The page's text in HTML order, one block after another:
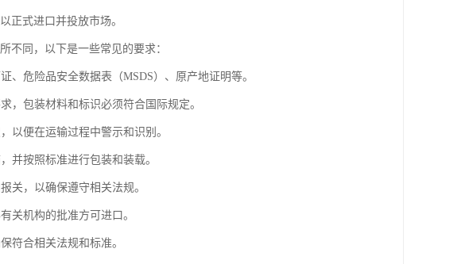
正式进口并投放市场。
不同，以下是一些常见的要求：
、危险品安全数据表（MSDS）、原产地证明等。
，包装材料和标识必须符合国际规定。
以便在运输过程中警示和识别。
并按照标准进行包装和装载。
关，以确保遵守相关法规。
关机构的批准方可进口。
符合相关法规和标准。